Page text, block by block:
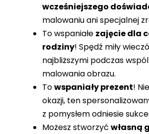
wcześniejszego
malowaniu ani specjalnej
To wspaniałe zajęcie dla
rodziny! Spędź miły
najbliższymi podczas
malowania obrazu.
Towspaniały prezent!
okazji, ten
z pomysłem odniesie
Możesz stworzyć własną